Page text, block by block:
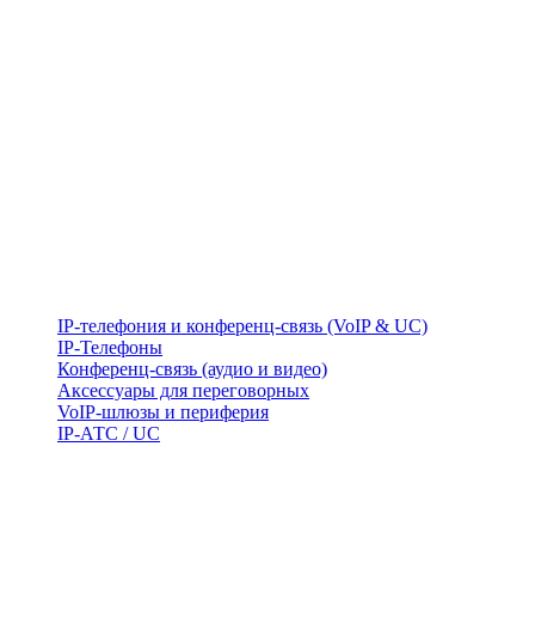
IP-телефония и конференц-связь (VoIP & UC)
IP-Телефоны
Конференц-связь (аудио и видео)
Аксессуары для переговорных
VoIP-шлюзы и периферия
IP-АТС / UC